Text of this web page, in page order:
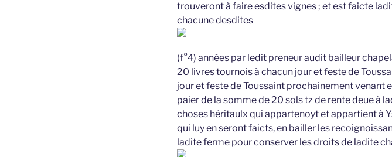
trouveront à faire esdites vignes ; et est faicte
chacune desdites
(f°4) années par ledit preneur audit bailleur
20 livres tournois à chacun jour et feste de
jour et feste de Toussaint prochainement venant
paier de la somme de 20 sols tz de rente deue à
choses héritaulx qui appartenoyt et appartient à
qui luy en seront faicts, en bailler les
ladite ferme pour conserver les droits de ladite